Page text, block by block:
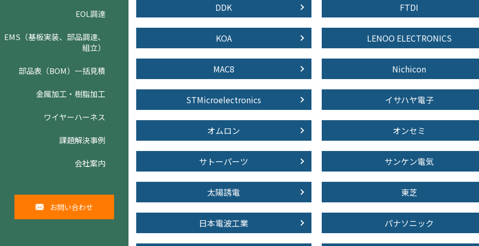
EOL調達
EMS（基板実装、部品調達、
組立）
部品表（BOM）一括見積
金属加工・樹脂加工
ワイヤーハーネス
課題解決事例
会社案内
お問い合わせ
DDK FTDI
KOA LENOO ELECTRONICS
MAC8 Nichicon
STMicroelectronics イサハヤ電子
オムロン オンセミ
サトーパーツ サンケン電気
太陽誘電 東芝
日本電波工業 パナソニック